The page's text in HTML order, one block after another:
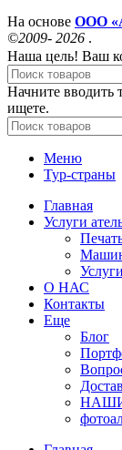
На основе ООО
©2009- 2026 .
Наша цель! Ваш
Начните вводить
ищете.
Меню
Тур-страны
Главная
Услуги
О НАС
Контакты
Еще
Блог